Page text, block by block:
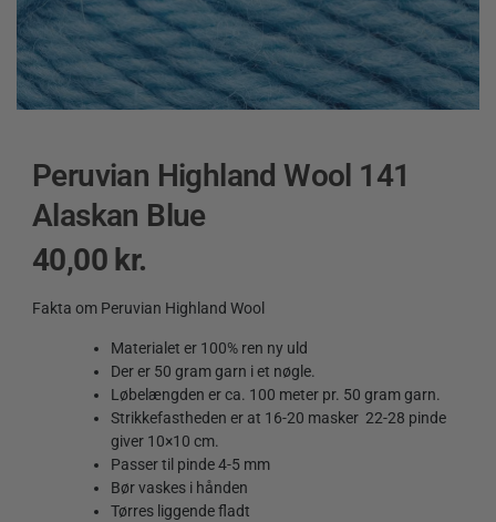
Peruvian Highland Wool 141
Alaskan Blue
40,00 kr.
Fakta om Peruvian Highland Wool
Materialet er 100% ren ny uld
Der er 50 gram garn i et nøgle.
Løbelængden er ca. 100 meter pr. 50 gram garn.
Strikkefastheden er at 16-20 masker 22-28 pinde
giver 10×10 cm.
Passer til pinde 4-5 mm
Bør vaskes i hånden
Tørres liggende fladt